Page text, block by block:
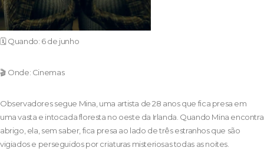
🗓️ Quando: 6 de junho
🎬 Onde: Cinemas
Observadores segue Mina, uma artista de 28 anos que fica presa em
uma vasta e intocada floresta no oeste da Irlanda. Quando Mina encontra
abrigo, ela, sem saber, fica presa ao lado de três estranhos que são
vigiados e perseguidos por criaturas misteriosas todas as noites.